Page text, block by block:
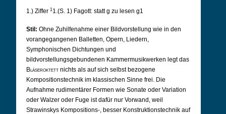
1.) Ziffer 1 1.(S. 1) Fagott: statt g zu lesen g1
Stil: Ohne Zuhilfenahme einer Bildvorstellung wie in den
vorangegangenen Balletten, Opern, Liedern,
Symphonischen Dichtungen und
bildvorstellungsgebundenen Kammermusikwerken legt das
Bläseroktett nichts als auf sich selbst bezogene
Kompositionstechnik im klassischen Sinne frei. Die
Aufnahme rudimentärer Formen wie Sonate oder Variation
oder Walzer oder Fuge ist dafür nur Vorwand, weil
Strawinskys Kompositions-, besser Konstruktionstechnik auf